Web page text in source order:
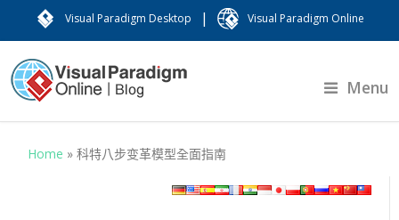
Visual Paradigm Desktop | Visual Paradigm Online
Menu
Home »科特八步变革模型全面指南